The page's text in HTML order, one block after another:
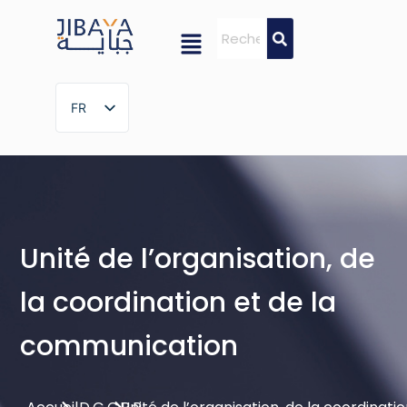
FR
FR
Unité de l’organisation, de
la coordination et de la
communication